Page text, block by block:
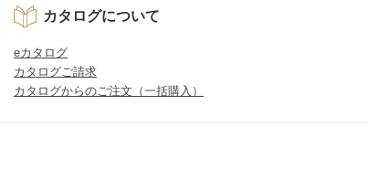
カタログについて
eカタログ
カタログご請求
カタログからのご注文（一括購入）